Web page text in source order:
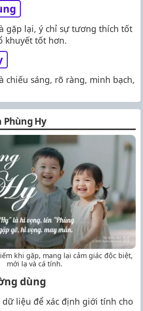
gặp lại, ý chỉ sự tương thích tốt
khuyết tốt hơn.
chiếu sáng, rõ ràng, minh bạch,
Phùng Hy
khi gặp, mang lại cảm giác độc biệt,
mới lạ và cá tính.
dùng
liệu để xác định giới tính cho